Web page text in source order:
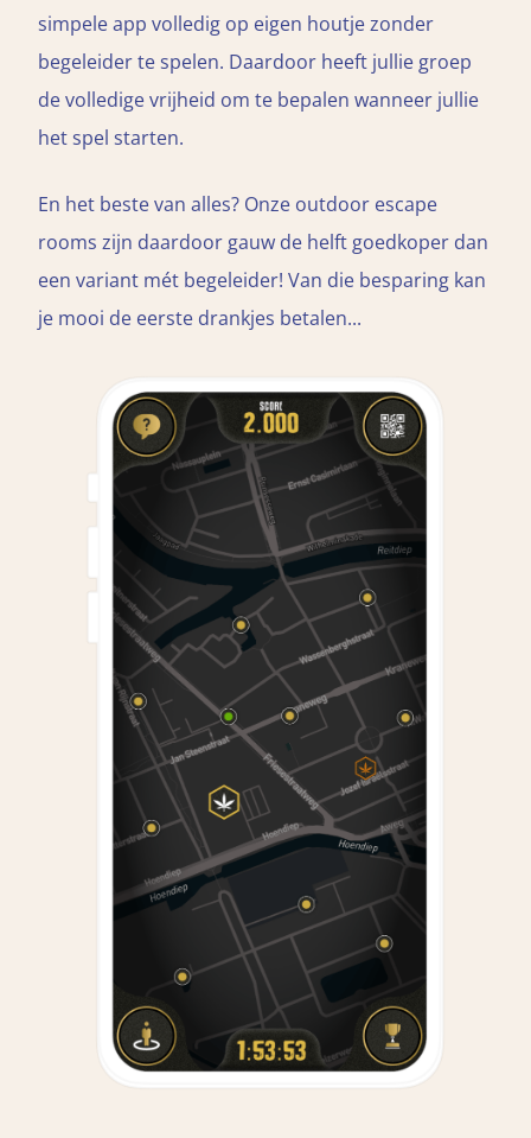
simpele app volledig op eigen houtje zonder
begeleider te spelen. Daardoor heeft jullie groep
de volledige vrijheid om te bepalen wanneer jullie
het spel starten.
En het beste van alles? Onze outdoor escape
rooms zijn daardoor gauw de helft goedkoper dan
een variant mét begeleider! Van die besparing kan
je mooi de eerste drankjes betalen...